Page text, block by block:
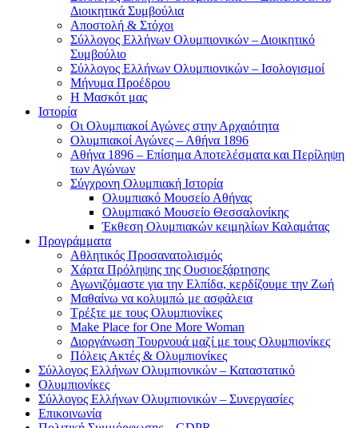
Διοικητικά Συμβούλια
Αποστολή & Στόχοι
Σύλλογος Ελλήνων Ολυμπιονικών – Διοικητικό
Συμβούλιο
Σύλλογος Ελλήνων Ολυμπιονικών – Ισολογισμοί
Μήνυμα Προέδρου
Η Μασκότ μας
Ιστορία
Οι Ολυμπιακοί Αγώνες στην Αρχαιότητα
Ολυμπιακοί Αγώνες – Αθήνα 1896
Αθήνα 1896 – Επίσημα Αποτελέσματα και Περίληψη
των Αγώνων
Σύγχρονη Ολυμπιακή Ιστορία
Ολυμπιακό Μουσείο Αθήνας
Ολυμπιακό Μουσείο Θεσσαλονίκης
Έκθεση Ολυμπιακών κειμηλίων Καλαμάτας
Προγράμματα
Αθλητικός Προσανατολισμός
Χάρτα Πρόληψης της Ουσιοεξάρτησης
Αγωνιζόμαστε για την Ελπίδα, κερδίζουμε την Ζωή
Μαθαίνω να κολυμπώ με ασφάλεια
Τρέξτε με τους Ολυμπιονίκες
Make Place for One More Woman
Διοργάνωση Τουρνουά μαζί με τους Ολυμπιονίκες
Πόλεις Ακτές & Ολυμπιονίκες
Σύλλογος Ελλήνων Ολυμπιονικών – Καταστατικό
Ολυμπιονίκες
Σύλλογος Ελλήνων Ολυμπιονικών – Συνεργασίες
Επικοινωνία